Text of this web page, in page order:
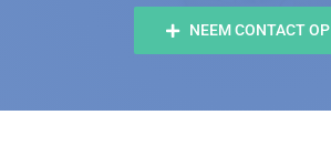
NEEM CONTACT OP